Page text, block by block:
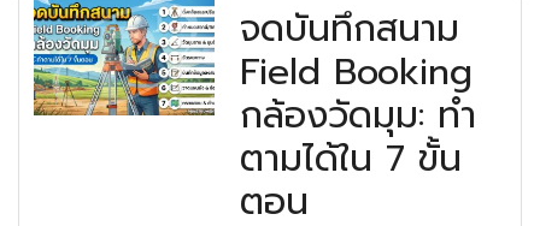
จดบันทึกสนาม
Field Booking
กล้องวัดมุม: ทำ
ตามได้ใน 7 ขั้น
ตอน